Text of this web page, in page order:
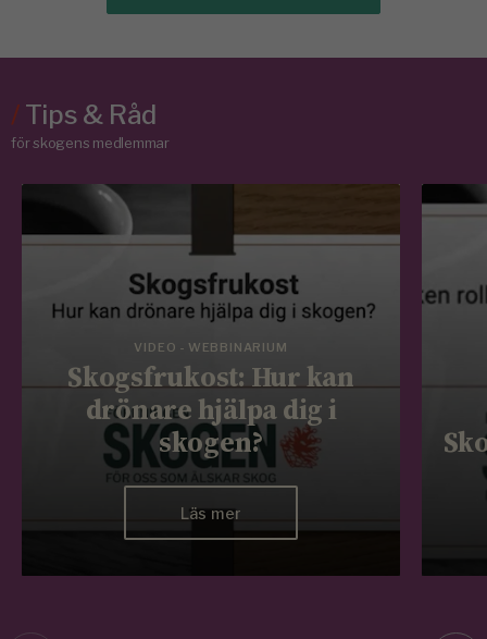
26 juni 2012 Avverkningen av sälg, särskilt gamla
sälgarna ligger alltför ofta i bränsletravarna i väntan
skogsbryn utgör det största hotet.
av Redaktionen
Hur kan den hänsynslösa skövlingen av sälgen bara
fortsätta trots all information om skadeverkningarna?
Myndigheternas försök att vädja till skogsägarna att ta
hänsyn i jakten på biobränsle har inte fått önskad
sälgar i en åkerkant. Skrämmande, läget är akut